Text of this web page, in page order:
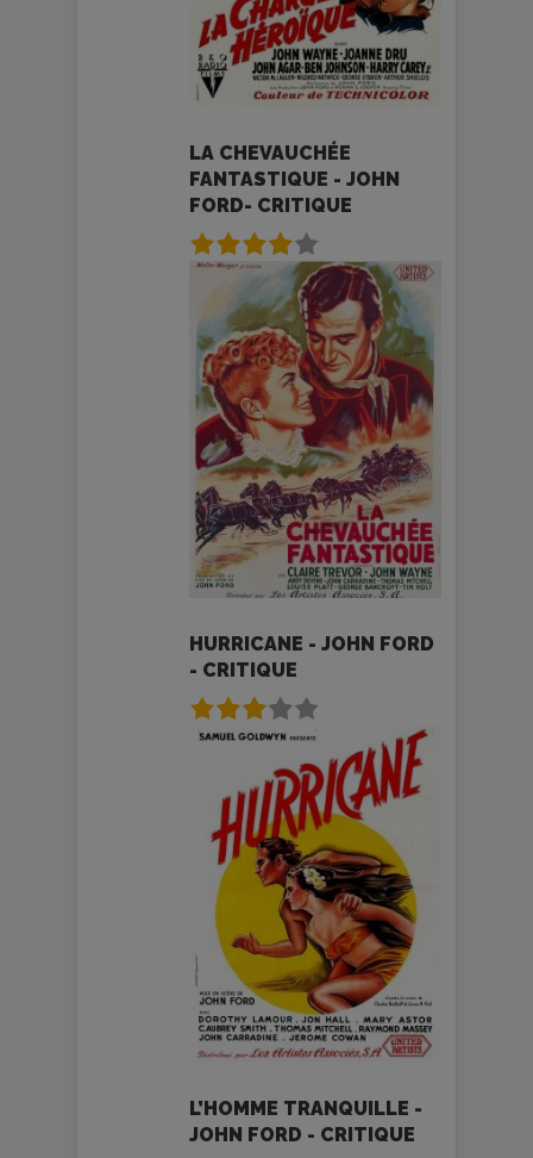
LA CHEVAUCHÉE
FANTASTIQUE - JOHN
FORD- CRITIQUE
HURRICANE - JOHN FORD
- CRITIQUE
L’HOMME TRANQUILLE -
JOHN FORD - CRITIQUE